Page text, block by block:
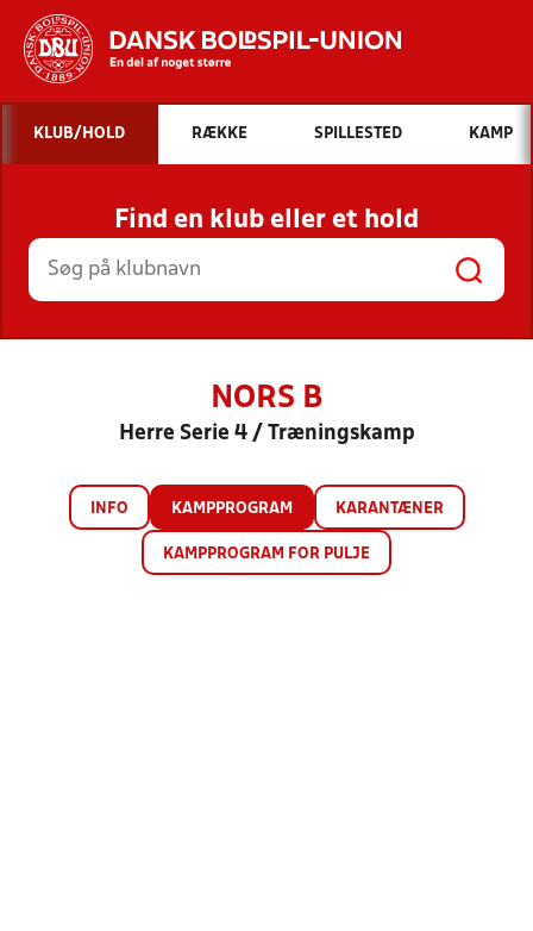
Hvad vil du søge efter?
INDHOLD OG NYHEDER
STILLINGER, RESULTATER, KLUBBER OG
HOLD
KLUB/HOLD RÆKKE SPILLESTED KAMP
Find en klub eller et hold
NORS B
Herre Serie 4 / Træningskamp
INFO KAMPPROGRAM KARANTÆNER
KAMPPROGRAM FOR PULJE